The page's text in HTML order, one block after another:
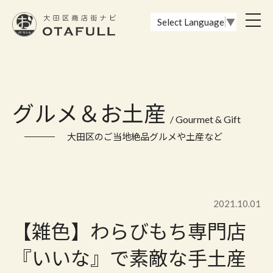
Select Language ▼
グルメ＆お土産 / Gourmet & Gift
大田区のご当地絶品グルメや土産など
2021.10.01
【雑色】わらびもち専門店
『いいな』で素敵な手土産